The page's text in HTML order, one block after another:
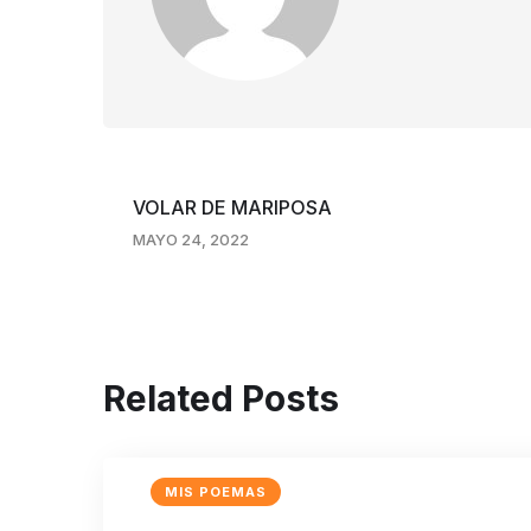
VOLAR DE MARIPOSA
MAYO 24, 2022
Related Posts
MIS POEMAS